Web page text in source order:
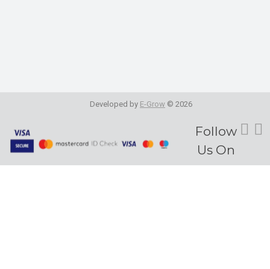
Developed by E-Grow © 2026
Follow
Us On